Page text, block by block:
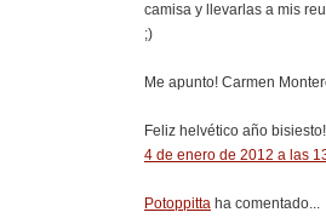
camisa y llevarlas a mis
;)
Me apunto! Carmen
Feliz helvético año bisiesto!
4 de enero de 2012 a las
Potoppitta ha comentado...